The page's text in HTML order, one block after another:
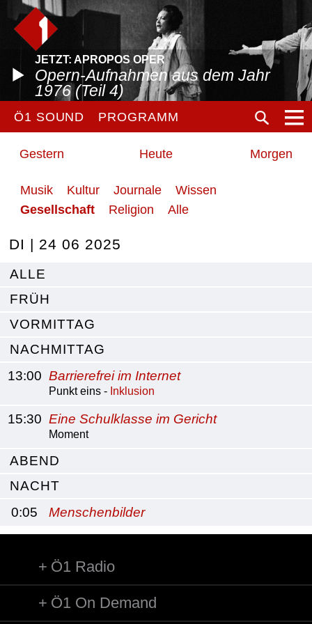
JETZT: APROPOS OPER
Opern-Aufnahmen aus dem Jahr
1976 (Teil 4)
Ö1 SOUND PROGRAMM
Gestern Heute Morgen
Musik Kultur Journale
Wissen
Gesellschaft
Religion Alle
DI | 24 06 2025
ALLE
FRÜH
VORMITTAG
NACHMITTAG
13:00 Barrierefrei im Internet
Punkt eins - Inklusion
15:30 Eine Schulklasse im Gericht
Moment
ABEND
NACHT
0:05
Menschenbilder
Ö1 Radio
Ö1 On Demand